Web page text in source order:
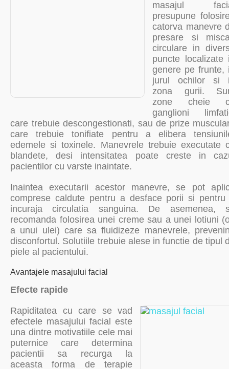
masajul
presupune
catorva manevre
presare si
circulare in
puncte localizate
genere pe frunte,
jurul ochilor si
zona gurii.
zone cheie
ganglioni
care trebuie descongestionati, sau de prize
care trebuie tonifiate pentru a elibera
edemele si toxinele. Manevrele trebuie executate
blandete, desi intensitatea poate creste in
pacientilor cu varste inaintate.
Inaintea executarii acestor manevre, se pot
comprese caldute pentru a desface porii si pentru
incuraja circulatia sanguina. De asemenea,
recomanda folosirea unei creme sau a unei lotiuni
a unui ulei) care sa fluidizeze manevrele,
disconfortul. Solutiile trebuie alese in functie de tipul
piele al pacientului.
Avantajele masajului facial
Efecte rapide
Rapiditatea cu care se vad
efectele masajului facial este
una dintre motivatiile cele mai
puternice care determina
pacientii sa recurga la
aceasta forma de terapie